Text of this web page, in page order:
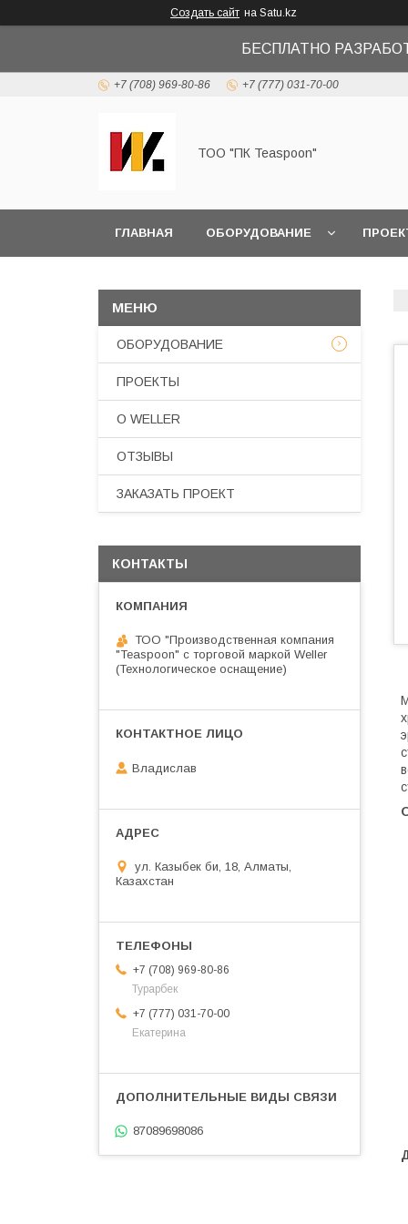
Создать сайт на Satu.kz
БЕСПЛАТНО
+7 (708) 969-80-86 +7 (777) 031-70-00
ТОО "ПК Teaspoon"
ГЛАВНАЯ ОБОРУДОВАНИЕ
ОБОРУДОВАНИЕ
ПРОЕКТЫ
О WELLER
ОТЗЫВЫ
ЗАКАЗАТЬ ПРОЕКТ
КОНТАКТЫ
ТОО "Производственная компания
"Teaspoon" с торговой маркой Weller
(Технологическое оснащение)
Владислав
ул. Казыбек би, 18, Алматы,
Казахстан
+7 (708) 969-80-86
Турарбек
+7 (777) 031-70-00
Екатерина
87089698086